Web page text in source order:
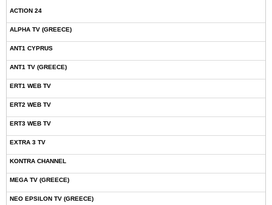
ACTION 24
ALPHA TV (GREECE)
ANT1 CYPRUS
ANT1 TV (GREECE)
ERT1 WEB TV
ERT2 WEB TV
ERT3 WEB TV
EXTRA 3 TV
KONTRA CHANNEL
MEGA TV (GREECE)
NEO EPSILON TV (GREECE)